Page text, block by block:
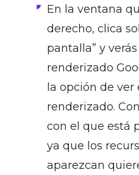
En la ventana
derecho, clica
pantalla” y
renderizado
la opción de ver
renderizado.
con el que está
ya que los
aparezcan